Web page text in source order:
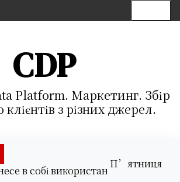
CDP
Platform. Маркетинг. Збір
з різних джерел.
в собі використання хмарних
П’ятниця